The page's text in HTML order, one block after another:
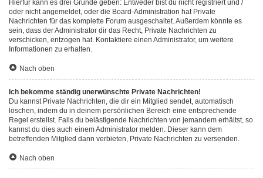
Hierfür kann es drei Gründe geben: Entweder bist du nicht registriert und /
oder nicht angemeldet, oder die Board-Administration hat Private
Nachrichten für das komplette Forum ausgeschaltet. Außerdem könnte es
sein, dass der Administrator dir das Recht, Private Nachrichten zu
verschicken, entzogen hat. Kontaktiere einen Administrator, um weitere
Informationen zu erhalten.
Nach oben
Ich bekomme ständig unerwünschte Private Nachrichten!
Du kannst Private Nachrichten, die dir ein Mitglied sendet, automatisch
löschen, indem du in deinem persönlichen Bereich eine entsprechende
Regel erstellst. Falls du belästigende Nachrichten von jemandem erhältst, so
kannst du dies auch einem Administrator melden. Dieser kann dem
betreffenden Mitglied dann verbieten, Private Nachrichten zu versenden.
Nach oben